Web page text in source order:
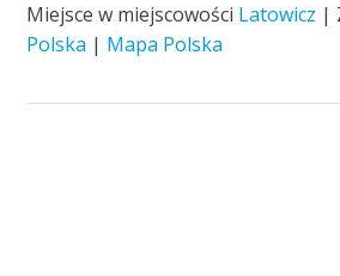
Miejsce w miejscowości Latowicz |
Polska | Mapa Polska